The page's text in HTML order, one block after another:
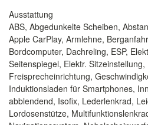
Ausstattung
ABS, Abgedunkelte Scheiben,
Apple CarPlay, Armlehne,
Bordcomputer, Dachreling, ESP,
Seitenspiegel, Elektr.
Freisprecheinrichtung,
Induktionsladen für Smartphones,
abblendend, Isofix, Lederlenkrad,
Lordosenstütze,